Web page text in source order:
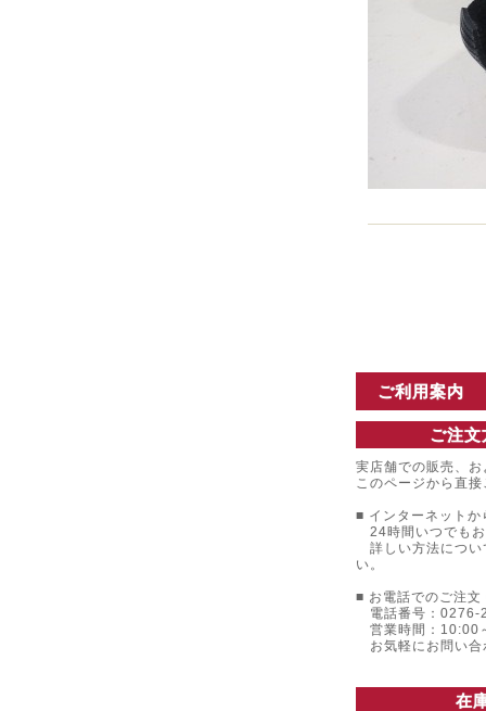
ご利用案内
ご注
実店舗での販売、
このページから直
■ インターネットか
24時間いつでも
詳しい方法につい
い。
■ お電話でのご注文
電話番号：0276-
営業時間：10:00
お気軽にお問い合
在